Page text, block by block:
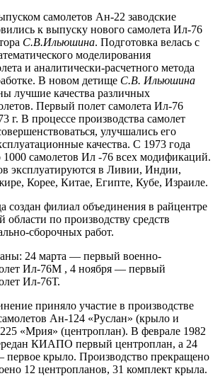
самолетов Ан-22 заводские
к выпуску нового самолета Ил-76
С.В.Ильюшина. Подготовка велась с
моделирования
и аналитически-расчетного метода
В новом детище С.В. Ильюшина
лучшие качества различных
Первый полет самолета Ил-76
г. В процессе производства самолет
улучшались его
качества. С 1973 года
1000 самолетов Ил -76 всех модификаций.
эксплуатируются в Ливии, Индии,
Корее, Китае, Египте, Кубе, Израиле.
создан филиал объединения в райцентре
по производству средств
сборочных работ.
24 марта — первый военно-
Ил-76М , 4 ноября — первый
Ил-76Т.
приняло участие в производстве
Ан-124 «Руслан» (крыло и
«Мрия» (центроплан). В феврале 1982
КИАПО первый центроплан, а 24
первое крыло. Производство прекращено
12 центропланов, 31 комплект крыла.